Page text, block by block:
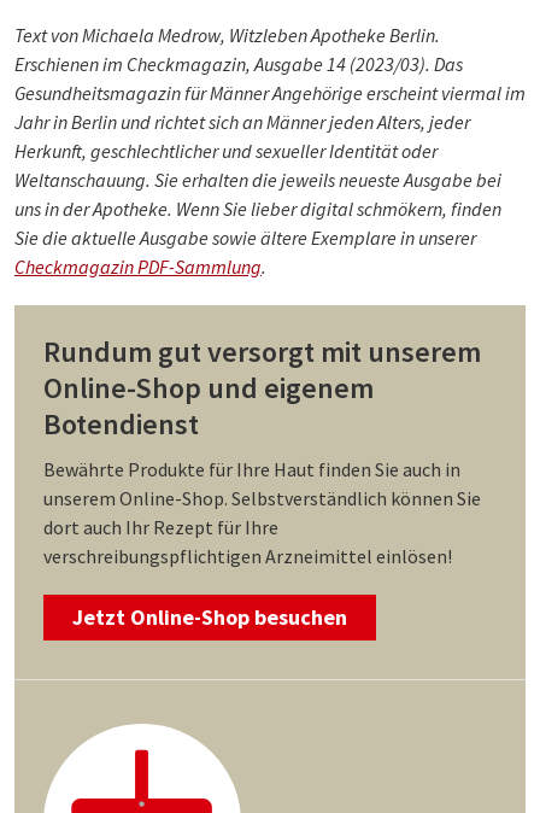
Text von Michaela Medrow, Witzleben Apotheke Berlin.
Erschienen im Checkmagazin, Ausgabe 14 (2023/03). Das
Gesundheitsmagazin für Männer Angehörige erscheint viermal im
Jahr in Berlin und richtet sich an Männer jeden Alters, jeder
Herkunft, geschlechtlicher und sexueller Identität oder
Weltanschauung. Sie erhalten die jeweils neueste Ausgabe bei
uns in der Apotheke. Wenn Sie lieber digital schmökern, finden
Sie die aktuelle Ausgabe sowie ältere Exemplare in unserer
Checkmagazin PDF-Sammlung.
Rundum gut versorgt mit unserem
Online-Shop und eigenem
Botendienst
Bewährte Produkte für Ihre Haut finden Sie auch in
unserem Online-Shop. Selbstverständlich können Sie
dort auch Ihr Rezept für Ihre
verschreibungspflichtigen Arzneimittel einlösen!
Jetzt Online-Shop besuchen